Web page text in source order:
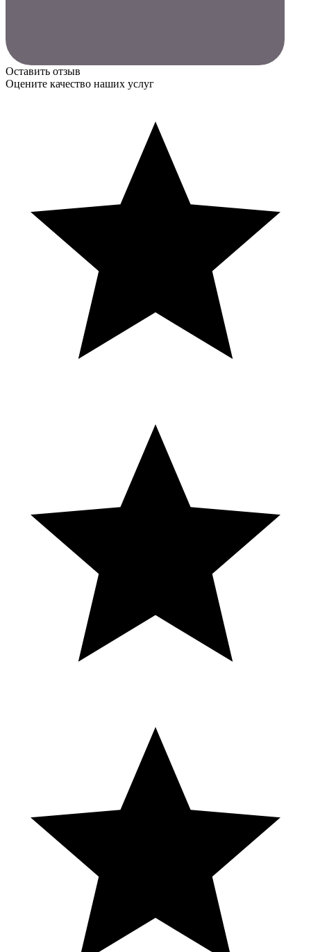
Оставить отзыв
Оцените качество наших услуг